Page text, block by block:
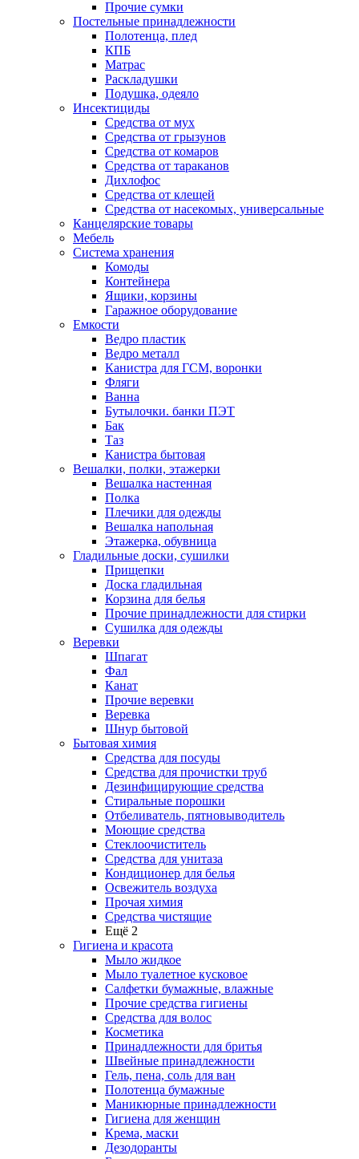
Прочие сумки
Постельные принадлежности
Полотенца, плед
КПБ
Матрас
Раскладушки
Подушка, одеяло
Инсектициды
Средства от мух
Средства от грызунов
Средства от комаров
Средства от тараканов
Дихлофос
Средства от клещей
Средства от насекомых, универсальные
Канцелярские товары
Мебель
Система хранения
Комоды
Контейнера
Ящики, корзины
Гаражное оборудование
Емкости
Ведро пластик
Ведро металл
Канистра для ГСМ, воронки
Фляги
Ванна
Бутылочки. банки ПЭТ
Бак
Таз
Канистра бытовая
Вешалки, полки, этажерки
Вешалка настенная
Полка
Плечики для одежды
Вешалка напольная
Этажерка, обувница
Гладильные доски, сушилки
Прищепки
Доска гладильная
Корзина для белья
Прочие принадлежности для стирки
Сушилка для одежды
Веревки
Шпагат
Фал
Канат
Прочие веревки
Веревка
Шнур бытовой
Бытовая химия
Средства для посуды
Средства для прочистки труб
Дезинфицирующие средства
Стиральные порошки
Отбеливатель, пятновыводитель
Моющие средства
Стеклоочиститель
Средства для унитаза
Кондиционер для белья
Освежитель воздуха
Прочая химия
Средства чистящие
Ещё 2
Гигиена и красота
Мыло жидкое
Мыло туалетное кусковое
Салфетки бумажные, влажные
Прочие средства гигиены
Средства для волос
Косметика
Принадлежности для бритья
Швейные принадлежности
Гель, пена, соль для ван
Полотенца бумажные
Маникюрные принадлежности
Гигиена для женщин
Крема, маски
Дезодоранты